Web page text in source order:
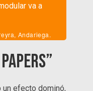
va a
Andariega.
un efecto dominó,